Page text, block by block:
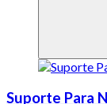
Suporte Para